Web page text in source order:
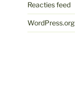
Reacties feed
WordPress.org